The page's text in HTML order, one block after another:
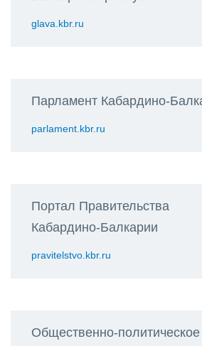
glava.kbr.ru
Парламент Кабардино-
parlament.kbr.ru
Портал Правительства
Кабардино-Балкарии
pravitelstvo.kbr.ru
Общественно-политическое